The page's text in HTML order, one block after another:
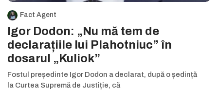
Fact Agent
Igor Dodon: „Nu mă tem de
declarațiile lui Plahotniuc” în
dosarul „Kuliok”
Fostul președinte Igor Dodon a declarat, după o ședință
la Curtea Supremă de Justiție, că